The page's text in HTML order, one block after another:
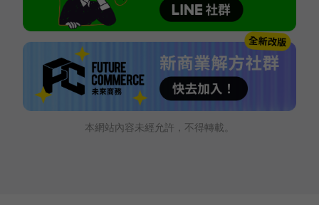
本網站內容未經允許，不得轉載。